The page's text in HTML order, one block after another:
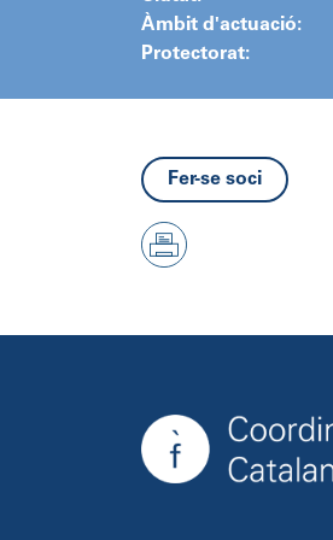
Àmbit d'actuació:
Protectorat:
Fer-se soci